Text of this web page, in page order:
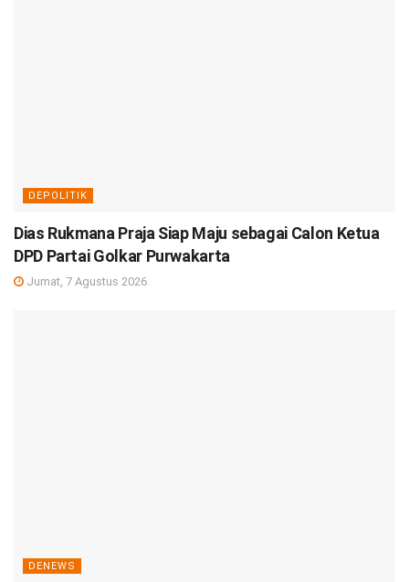
DEPOLITIK
Dias Rukmana Praja Siap Maju sebagai Calon Ketua
DPD Partai Golkar Purwakarta
Jumat, 7 Agustus 2026
DENEWS